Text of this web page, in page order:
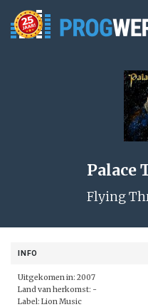
Palace
Flying
INFO
Uitgekomen in: 2007
Land van herkomst: -
Label: Lion Music